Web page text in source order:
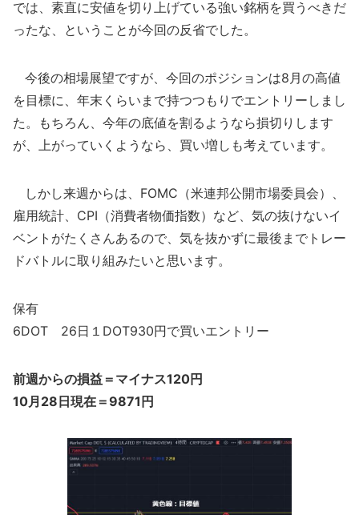
では、素直に安値を切り上げている強い銘柄を買うべきだ
ったな、ということが今回の反省でした。
今後の相場展望ですが、今回のポジションは8月の高値
を目標に、年末くらいまで持つつもりでエントリーしまし
た。もちろん、今年の底値を割るようなら損切りします
が、上がっていくようなら、買い増しも考えています。
しかし来週からは、FOMC（米連邦公開市場委員会）、
雇用統計、CPI（消費者物価指数）など、気の抜けないイ
ベントがたくさんあるので、気を抜かずに最後までトレー
ドバトルに取り組みたいと思います。
保有
6DOT 26日１DOT930円で買いエントリー
前週からの損益＝マイナス120円
10月28日現在＝9871円